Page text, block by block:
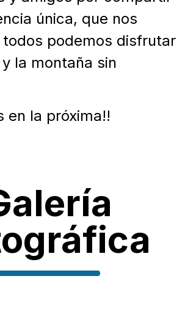
única, que nos
todos podemos disfrutar
la montaña sin
en la próxima!!